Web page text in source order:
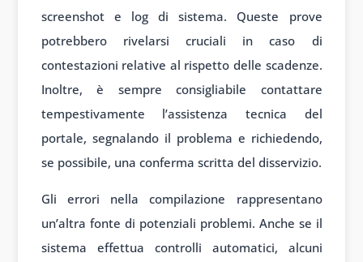
screenshot e log di sistema. Queste prove
potrebbero rivelarsi cruciali in caso di
contestazioni relative al rispetto delle scadenze.
Inoltre, è sempre consigliabile contattare
tempestivamente l’assistenza tecnica del
portale, segnalando il problema e richiedendo,
se possibile, una conferma scritta del disservizio.
Gli errori nella compilazione rappresentano
un’altra fonte di potenziali problemi. Anche se il
sistema effettua controlli automatici, alcuni